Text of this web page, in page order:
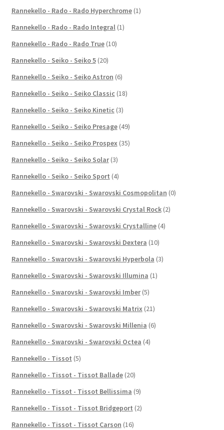
Rannekello - Rado - Rado Hyperchrome (1)
Rannekello - Rado - Rado Integral (1)
Rannekello - Rado - Rado True (10)
Rannekello - Seiko - Seiko 5 (20)
Rannekello - Seiko - Seiko Astron (6)
Rannekello - Seiko - Seiko Classic (18)
Rannekello - Seiko - Seiko Kinetic (3)
Rannekello - Seiko - Seiko Presage (49)
Rannekello - Seiko - Seiko Prospex (35)
Rannekello - Seiko - Seiko Solar (3)
Rannekello - Seiko - Seiko Sport (4)
Rannekello - Swarovski - Swarovski Cosmopolitan (0)
Rannekello - Swarovski - Swarovski Crystal Rock (2)
Rannekello - Swarovski - Swarovski Crystalline (4)
Rannekello - Swarovski - Swarovski Dextera (10)
Rannekello - Swarovski - Swarovski Hyperbola (3)
Rannekello - Swarovski - Swarovski Illumina (1)
Rannekello - Swarovski - Swarovski Imber (5)
Rannekello - Swarovski - Swarovski Matrix (21)
Rannekello - Swarovski - Swarovski Millenia (6)
Rannekello - Swarovski - Swarovski Octea (4)
Rannekello - Tissot (5)
Rannekello - Tissot - Tissot Ballade (20)
Rannekello - Tissot - Tissot Bellissima (9)
Rannekello - Tissot - Tissot Bridgeport (2)
Rannekello - Tissot - Tissot Carson (16)